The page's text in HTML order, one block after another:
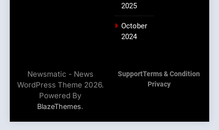
2025
October
2024
Newsmatic - News
WordPress Theme 2026.
Powered By
BlazeThemes.
SupportTerms & Condition
Privacy